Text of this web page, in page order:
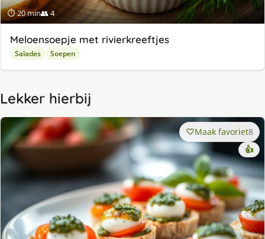
⏱ 20 min👥 4
Meloensoepje met rivierkreeftjes
Salades Soepen
Lekker hierbij
Maak favoriet8
👍